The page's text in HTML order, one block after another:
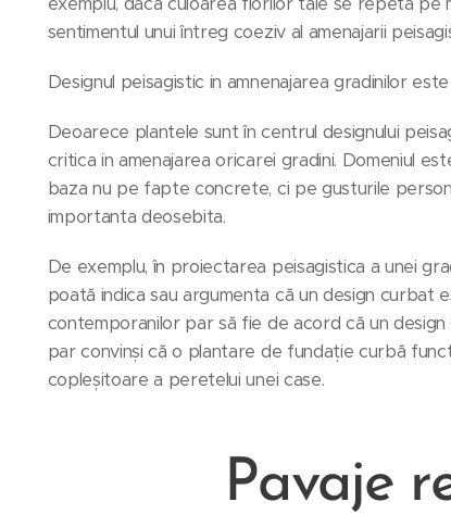
sentimentul unui întreg coeziv al amenajarii
Designul peisagistic in amnenajarea gradinilor
Deoarece plantele sunt în centrul designului
critica in amenajarea oricarei gradini. Domeniul
baza nu pe fapte concrete, ci pe gusturile
importanta deosebita.
De exemplu, în proiectarea peisagistica a unei
poată indica sau argumenta că un design curbat
contemporanilor par să fie de acord că un
par convinși că o plantare de fundație curbă
copleșitoare a peretelui unei case.
Pavaje